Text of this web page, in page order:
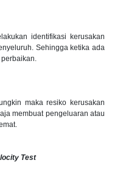
identifikasi kerusakan
Sehingga ketika ada
maka resiko kerusakan
membuat pengeluaran atau
Test